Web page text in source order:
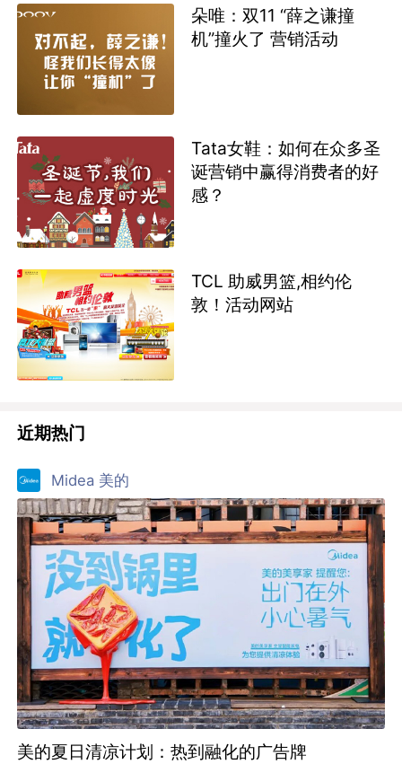
朵唯：双11 “薛之谦撞
机”撞火了 营销活动
Tata女鞋：如何在众多圣
诞营销中赢得消费者的好
感？
TCL 助威男篮,相约伦
敦！活动网站
近期热门
Midea 美的
美的夏日清凉计划：热到融化的广告牌